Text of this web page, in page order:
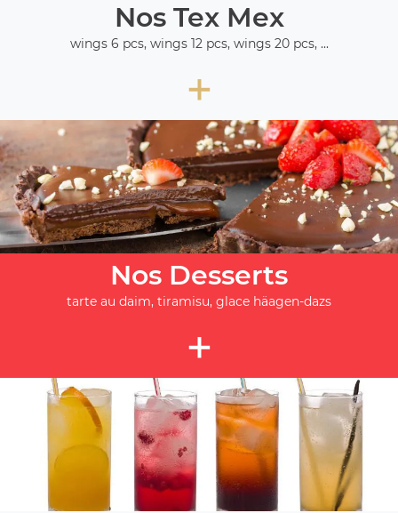
Nos Tex Mex
wings 6 pcs, wings 12 pcs, wings 20 pcs, ...
+
Nos Desserts
tarte au daim, tiramisu, glace häagen-dazs
+